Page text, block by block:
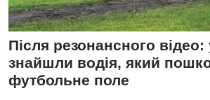
Після резонансного
знайшли водія, який
футбольне поле